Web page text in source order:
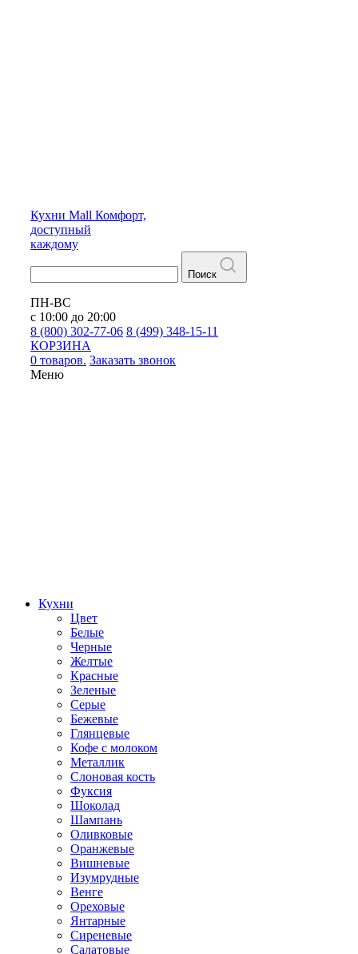
Кухни Mall Комфорт,
доступный
каждому
Поиск
ПН-ВС
с 10:00 до 20:00
8 (800) 302-77-06 8 (499) 348-15-11
КОРЗИНА
0 товаров. Заказать звонок
Меню
Кухни
Цвет
Белые
Черные
Желтые
Красные
Зеленые
Серые
Бежевые
Глянцевые
Кофе с молоком
Металлик
Слоновая кость
Фуксия
Шоколад
Шампань
Оливковые
Оранжевые
Вишневые
Изумрудные
Венге
Ореховые
Янтарные
Сиреневые
Салатовые